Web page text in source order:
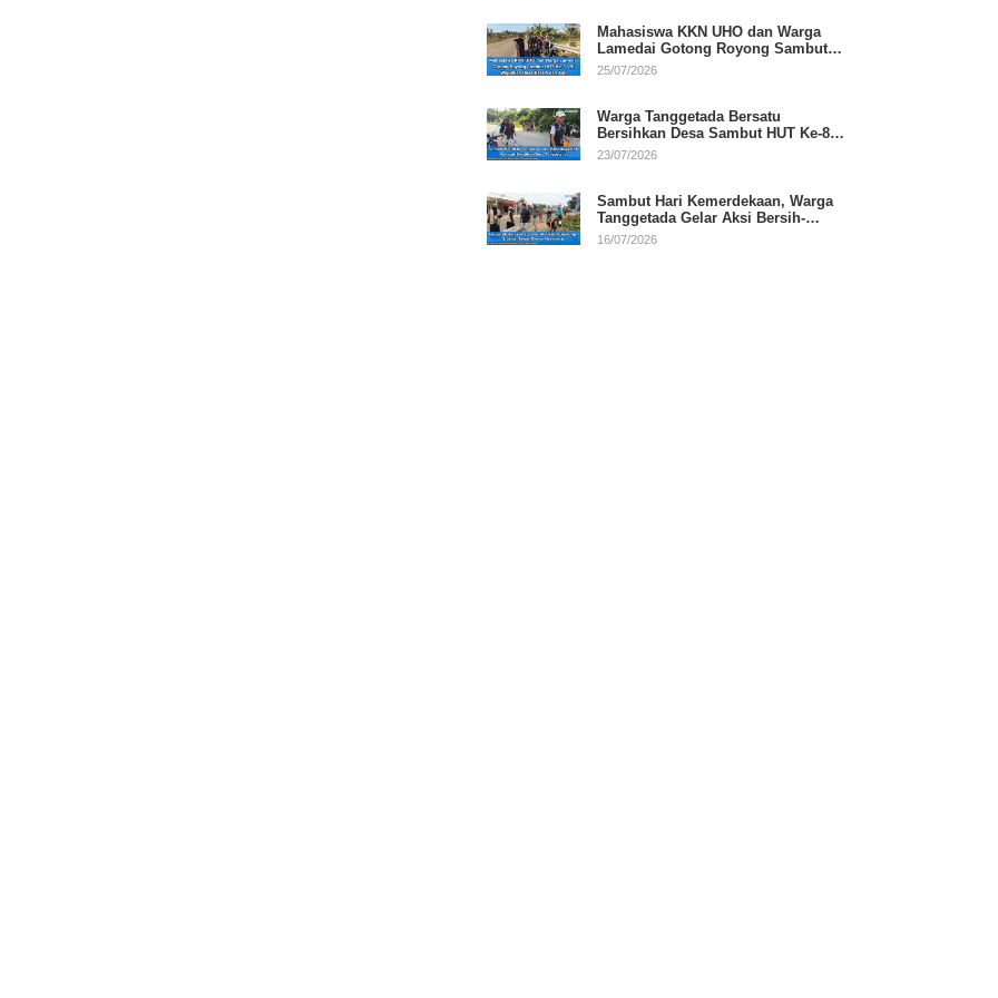
Mahasiswa KKN UHO dan Warga
Lamedai Gotong Royong Sambut
HUT Ke-81 RI
25/07/2026
Warga Tanggetada Bersatu
Bersihkan Desa Sambut HUT Ke-81
RI
23/07/2026
Sambut Hari Kemerdekaan, Warga
Tanggetada Gelar Aksi Bersih-
Bersih Desa
16/07/2026